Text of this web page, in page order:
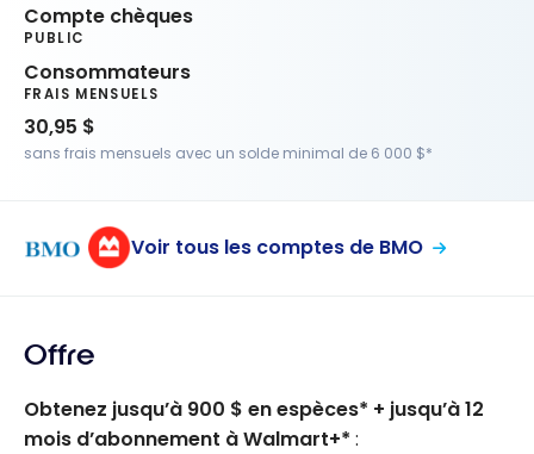
Compte chèques
PUBLIC
Consommateurs
FRAIS MENSUELS
30,95 $
sans frais mensuels avec un solde minimal de 6 000 $*
Voir tous les comptes de BMO
Offre
Obtenez jusqu’à 900 $ en espèces* + jusqu’à 12
mois d’abonnement à Walmart+* :